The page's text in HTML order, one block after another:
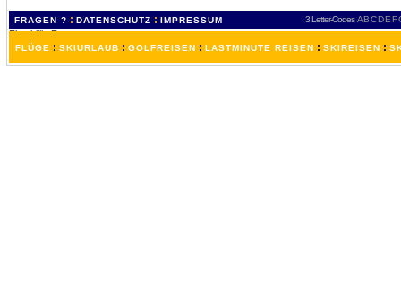
FRAGEN ? : DATENSCHUTZ : IMPRESSUM 3 Letter-Codes ABCDEF
FLÜGE : SKIURLAUB : GOLFREISEN : LASTMINUTE REISEN : SKIREISEN :